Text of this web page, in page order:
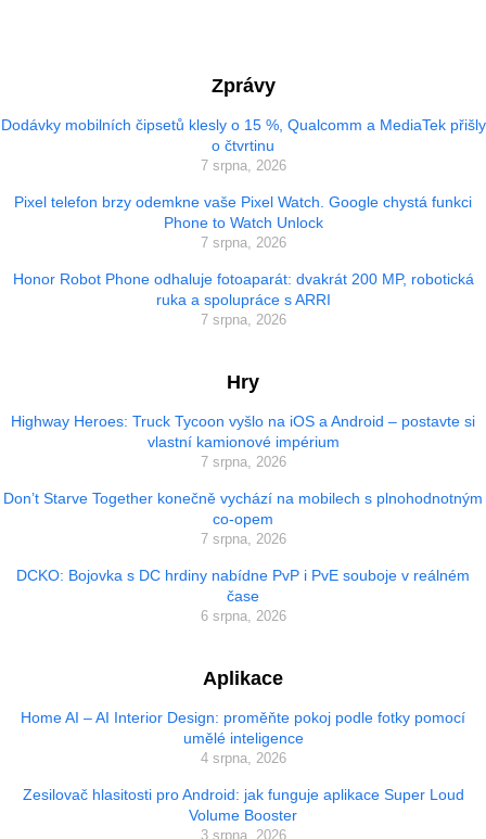
Zprávy
Dodávky mobilních čipsetů klesly o 15 %, Qualcomm a MediaTek přišly
o čtvrtinu
7 srpna, 2026
Pixel telefon brzy odemkne vaše Pixel Watch. Google chystá funkci
Phone to Watch Unlock
7 srpna, 2026
Honor Robot Phone odhaluje fotoaparát: dvakrát 200 MP, robotická
ruka a spolupráce s ARRI
7 srpna, 2026
Hry
Highway Heroes: Truck Tycoon vyšlo na iOS a Android – postavte si
vlastní kamionové impérium
7 srpna, 2026
Don’t Starve Together konečně vychází na mobilech s plnohodnotným
co-opem
7 srpna, 2026
DCKO: Bojovka s DC hrdiny nabídne PvP i PvE souboje v reálném
čase
6 srpna, 2026
Aplikace
Home AI – AI Interior Design: proměňte pokoj podle fotky pomocí
umělé inteligence
4 srpna, 2026
Zesilovač hlasitosti pro Android: jak funguje aplikace Super Loud
Volume Booster
3 srpna, 2026